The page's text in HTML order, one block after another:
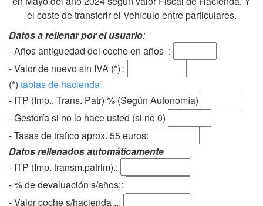
el coste de transferir el Vehículo entre particulares.
Datos a rellenar por el usuario:
- Años antiguedad del coche en años :
- Valor de nuevo sin IVA (*) :
(*) tablas de hacienda
- ITP (Imp.. Trans. Patr) % (Según Autonomía)
- Gestoría si no lo hace usted (si no 0)
-Tasas de trafico aprox. 55 euros:
Datos rellenados automáticamente
- ITP (Imp. transm.patrim).:
- % de devaluación s/años::
- Valor coche s/hacienda ..: